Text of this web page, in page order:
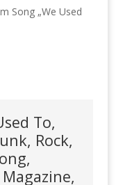
To,
Rock,